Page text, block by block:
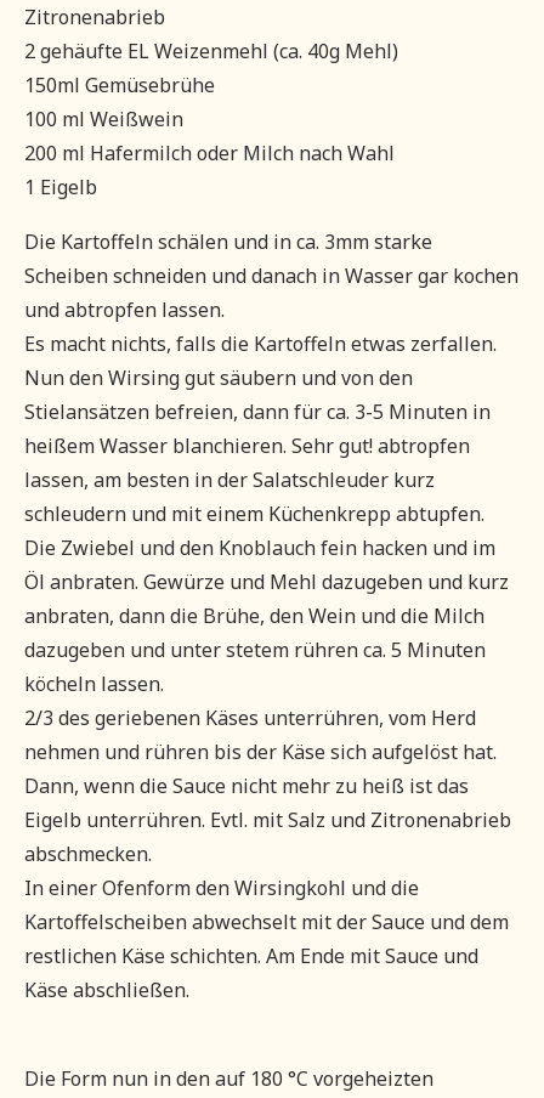
Zitronenabrieb
2 gehäufte EL Weizenmehl (ca. 40g Mehl)
150ml Gemüsebrühe
100 ml Weißwein
200 ml Hafermilch oder Milch nach Wahl
1 Eigelb
Die Kartoffeln schälen und in ca. 3mm starke
Scheiben schneiden und danach in Wasser gar kochen
und abtropfen lassen.
Es macht nichts, falls die Kartoffeln etwas zerfallen.
Nun den Wirsing gut säubern und von den
Stielansätzen befreien, dann für ca. 3-5 Minuten in
heißem Wasser blanchieren. Sehr gut! abtropfen
lassen, am besten in der Salatschleuder kurz
schleudern und mit einem Küchenkrepp abtupfen.
Die Zwiebel und den Knoblauch fein hacken und im
Öl anbraten. Gewürze und Mehl dazugeben und kurz
anbraten, dann die Brühe, den Wein und die Milch
dazugeben und unter stetem rühren ca. 5 Minuten
köcheln lassen.
2/3 des geriebenen Käses unterrühren, vom Herd
nehmen und rühren bis der Käse sich aufgelöst hat.
Dann, wenn die Sauce nicht mehr zu heiß ist das
Eigelb unterrühren. Evtl. mit Salz und Zitronenabrieb
abschmecken.
In einer Ofenform den Wirsingkohl und die
Kartoffelscheiben abwechselt mit der Sauce und dem
restlichen Käse schichten. Am Ende mit Sauce und
Käse abschließen.
Die Form nun in den auf 180 °C vorgeheizten